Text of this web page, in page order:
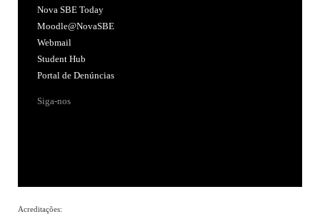
Nova SBE Today
Moodle@NovaSBE
Webmail
Student Hub
Portal de Denúncias
Siga-nos
Acreditações: